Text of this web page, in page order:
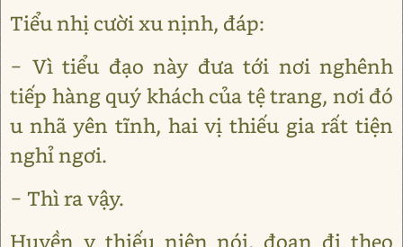
Tiểu nhị cười xu nịnh, đáp:
− Vì tiểu đạo này đưa tới nơi nghênh
tiếp hàng quý khách của tệ trang, nơi đó
u nhã yên tĩnh, hai vị thiếu gia rất tiện
nghỉ ngơi.
− Thì ra vậy.
Huyền y thiếu niên nói, đoạn đi theo